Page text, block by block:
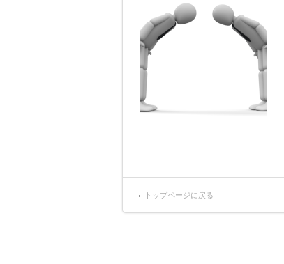
トップページに戻る